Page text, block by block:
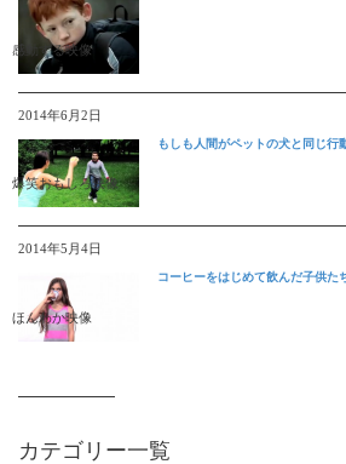
感動する映像
2014年6月2日
爆笑おもしろ映像
もしも人間がペットの犬と同じ行
2014年5月4日
ほんわか映像
コーヒーをはじめて飲んだ子供た
カテゴリー一覧